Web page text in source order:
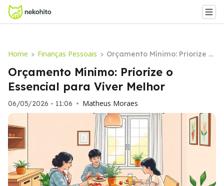
Home > Finanças Pessoais > Orçamento Mínimo: Priorize o
Essencial para Viver Melhor
Orçamento Mínimo: Priorize o
Essencial para Viver Melhor
06/05/2026 - 11:06 • Matheus Moraes